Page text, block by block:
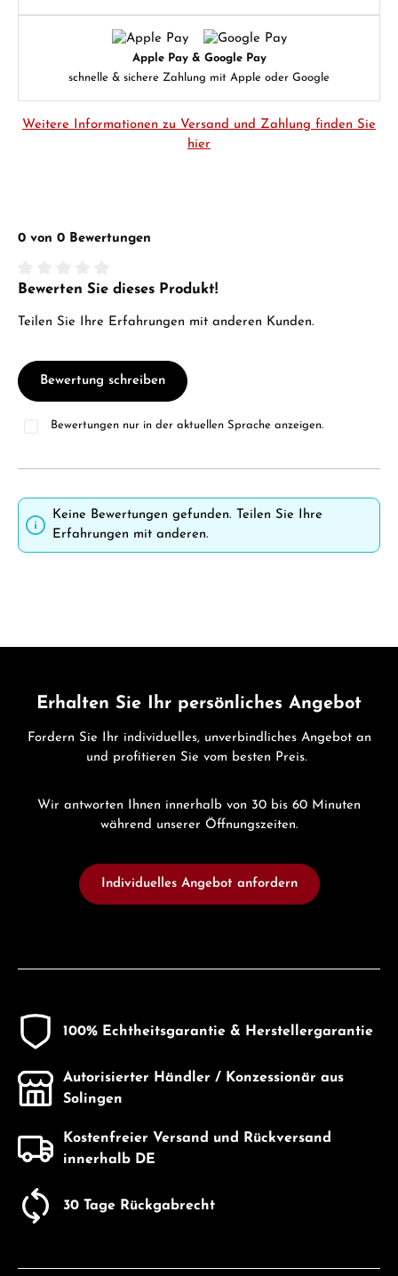
Apple Pay & Google Pay
schnelle & sichere Zahlung mit Apple oder Google
Weitere Informationen zu Versand und Zahlung finden Sie
hier
0 von 0 Bewertungen
Durchschnittliche Bewertung von 0 von 5 Sternen
Bewerten Sie dieses Produkt!
Teilen Sie Ihre Erfahrungen mit anderen Kunden.
Bewertung schreiben
Bewertungen nur in der aktuellen Sprache anzeigen.
Keine Bewertungen gefunden. Teilen Sie Ihre
Erfahrungen mit anderen.
Erhalten Sie Ihr persönliches Angebot
Fordern Sie Ihr individuelles, unverbindliches Angebot an
und profitieren Sie vom besten Preis.
Wir antworten Ihnen innerhalb von 30 bis 60 Minuten
während unserer Öffnungszeiten.
Individuelles Angebot anfordern
100% Echtheitsgarantie & Herstellergarantie
Autorisierter Händler / Konzessionär aus
Solingen
Kostenfreier Versand und Rückversand
innerhalb DE
30 Tage Rückgabrecht